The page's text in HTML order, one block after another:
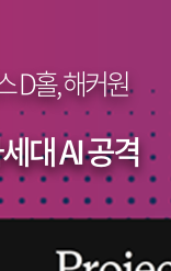
리(CTEM)
D홀, 해커원
대 AI 공격